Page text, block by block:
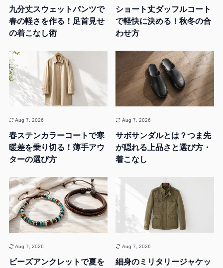
九分丈スウェットパンツで
春の軽さを作る！足首見せ
の着こなし術
ショート丈ダッフルコート
で軽快に決める！秋冬の合
わせ方
春ステンカラーコートで寒
暖差を乗り切る！薄手アウ
ターの選び方
Aug 7, 2026
サボサンダルとは？つま先
が隠れる上品さと選び方・
着こなし
Aug 7, 2026
ビーズアンクレットで夏を
Aug 7, 2026
細身のミリタリージャケッ
Aug 7, 2026